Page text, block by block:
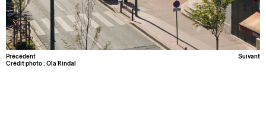
Précédent
Suivant
Crédit photo : Ola Rindal